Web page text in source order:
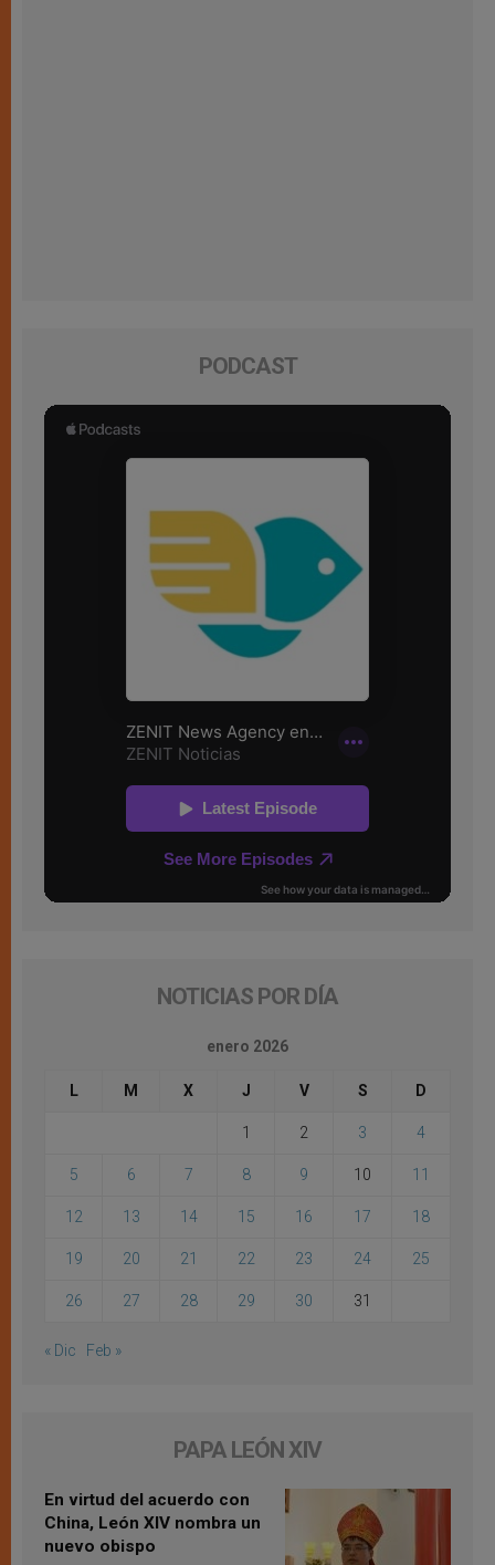
PODCAST
NOTICIAS POR DÍA
enero 2026
L M X J V S D
1 2 3 4
5 6 7 8 9 10 11
12 13 14 15 16 17 18
19 20 21 22 23 24 25
26 27 28 29 30 31
« Dic Feb »
PAPA LEÓN XIV
En virtud del acuerdo con
China, León XIV nombra un
nuevo obispo